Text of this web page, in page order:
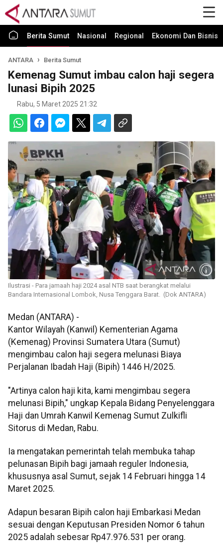
Berita Sumut Nasional Regional Ekonomi Dan Bisnis
ANTARA Berita Sumut
Kemenag Sumut imbau calon haji segera
lunasi Bipih 2025
Rabu, 5 Maret 2025 21:32
Ilustrasi - Para jamaah haji 2024 asal NTB saat berangkat melalui
Bandara Internasional Lombok, Nusa Tenggara Barat. (Dok ANTARA)
Medan (ANTARA) -
Kantor Wilayah (Kanwil) Kementerian Agama
(Kemenag) Provinsi Sumatera Utara (Sumut)
mengimbau calon haji segera melunasi Biaya
Perjalanan Ibadah Haji (Bipih) 1446 H/2025.
"Artinya calon haji kita, kami mengimbau segera
melunasi Bipih," ungkap Kepala Bidang Penyelenggara
Haji dan Umrah Kanwil Kemenag Sumut Zulkifli
Sitorus di Medan, Rabu.
Ia mengatakan pemerintah telah membuka tahap
pelunasan Bipih bagi jamaah reguler Indonesia,
khususnya asal Sumut, sejak 14 Februari hingga 14
Maret 2025.
Adapun besaran Bipih calon haji Embarkasi Medan
sesuai dengan Keputusan Presiden Nomor 6 tahun
2025 adalah sebesar Rp47.976.531 per orang.